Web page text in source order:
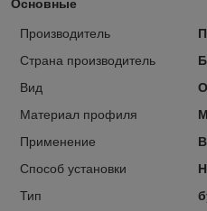
Основные
Производитель
Страна производитель
Вид
Материал профиля
Применение
Способ установки
Тип